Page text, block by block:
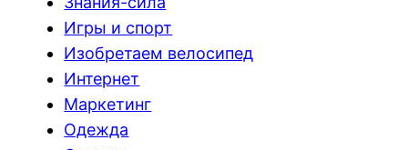
Игры и спорт
Изобретаем велосипед
Интернет
Маркетинг
Одежда